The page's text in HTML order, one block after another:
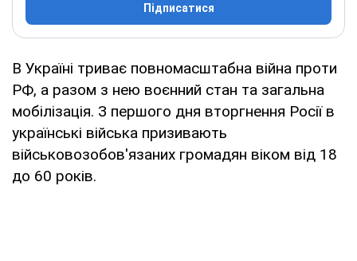
Підписатися
В Україні триває повномасштабна війна проти
РФ, а разом з нею воєнний стан та загальна
мобілізація. З першого дня вторгнення Росії в
українські війська призивають
військовозобов'язаних громадян віком від 18
до 60 років.